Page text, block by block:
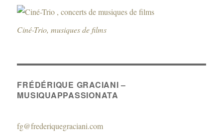
Ciné-Trio, musiques de films
FRÉDÉRIQUE GRACIANI –
MUSIQUAPPASSIONATA
fg@frederiquegraciani.com